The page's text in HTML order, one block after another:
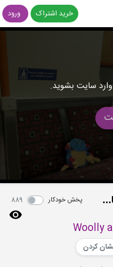
خرید اشتراک ورود
سایت بشوید.
Going Underground On the Subway Train پخش خودکار 889
کردن